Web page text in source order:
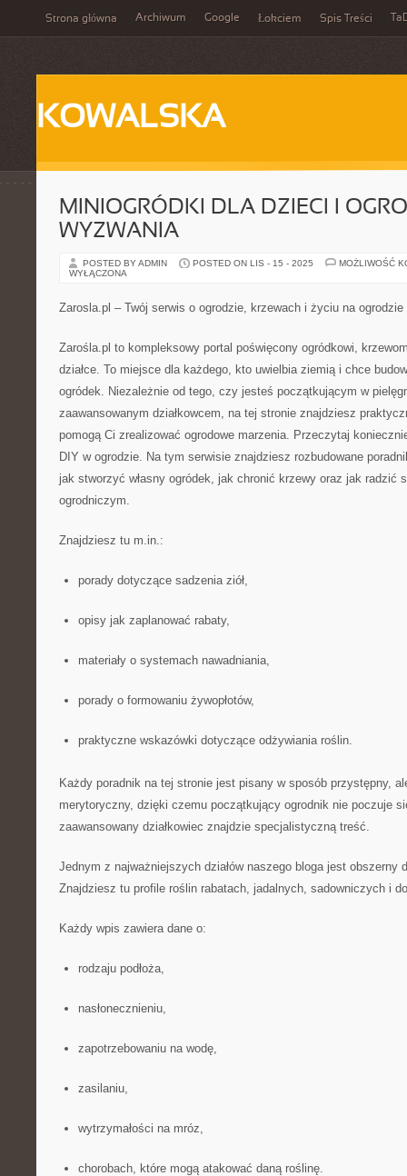
Strona główna Archiwum Google Łokciem Spis Treści
KOWALSKA
MINIOGRÓDKI DLA DZIECI I
WYZWANIA
POSTED BY ADMIN POSTED ON LIS - 15 - 2025
MOŻLIWOŚĆ
WYŁĄCZONA
Zarosla.pl – Twój serwis o ogrodzie, krzewach i życiu na ogrodzie
Zarośla.pl to kompleksowy portal poświęcony ogródkowi,
działce. To miejsce dla każdego, kto uwielbia ziemią i chce
ogródek. Niezależnie od tego, czy jesteś początkującym w
zaawansowanym działkowcem, na tej stronie znajdziesz
pomogą Ci zrealizować ogrodowe marzenia. Przeczytaj
DIY w ogrodzie. Na tym serwisie znajdziesz rozbudowane
jak stworzyć własny ogródek, jak chronić krzewy oraz jak radzić
ogrodniczym.
Znajdziesz tu m.in.:
porady dotyczące sadzenia ziół,
opisy jak zaplanować rabaty,
materiały o systemach nawadniania,
porady o formowaniu żywopłotów,
praktyczne wskazówki dotyczące odżywiania roślin.
Każdy poradnik na tej stronie jest pisany w sposób przystępny,
merytoryczny, dzięki czemu początkujący ogrodnik nie poczuje
zaawansowany działkowiec znajdzie specjalistyczną treść.
Jednym z najważniejszych działów naszego bloga jest obszerny
Znajdziesz tu profile roślin rabatach, jadalnych, sadowniczych i
Każdy wpis zawiera dane o:
rodzaju podłoża,
nasłonecznieniu,
zapotrzebowaniu na wodę,
zasilaniu,
wytrzymałości na mróz,
chorobach, które mogą atakować daną roślinę.